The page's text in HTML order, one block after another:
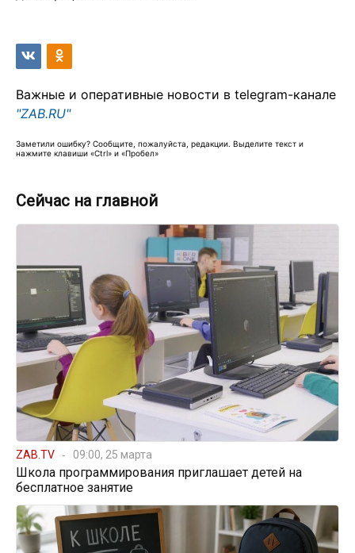
Важные и оперативные новости в telegram-канале
"ZAB.RU"
Заметили ошибку? Сообщите, пожалуйста, редакции. Выделите текст и
нажмите клавиши «Ctrl» и «Пробел»
Сейчас на главной
ZAB.TV 09:00, 25 марта
Школа программирования приглашает детей на
бесплатное занятие